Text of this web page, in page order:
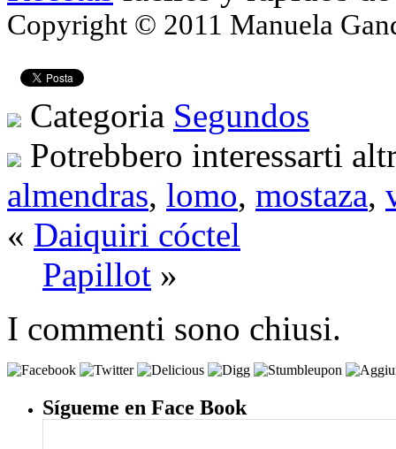
Copyright © 2011 Manuela
Categoria Segundos
Potrebbero interessarti
almendras, lomo, mostaza,
« Daiquiri cóctel
Papillot »
I commenti sono chiusi.
Sígueme en Face Book